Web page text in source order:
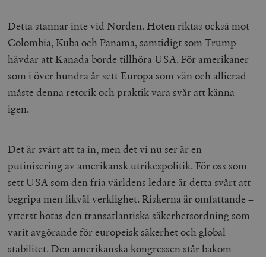
Detta stannar inte vid Norden. Hoten riktas också mot
Colombia, Kuba och Panama, samtidigt som Trump
hävdar att Kanada borde tillhöra USA. För amerikaner
som i över hundra år sett Europa som vän och allierad
måste denna retorik och praktik vara svår att känna
igen.
Det är svårt att ta in, men det vi nu ser är en
putinisering av amerikansk utrikespolitik. För oss som
sett USA som den fria världens ledare är detta svårt att
begripa men likväl verklighet. Riskerna är omfattande –
ytterst hotas den transatlantiska säkerhetsordning som
varit avgörande för europeisk säkerhet och global
stabilitet. Den amerikanska kongressen står bakom